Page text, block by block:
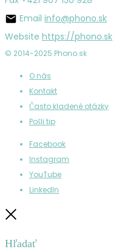
Email info@phono.sk
Website https://phono.sk
© 2014-2025 Phono.sk
O nás
Kontakt
Často kladené otázky
Pošli tip
Facebook
Instagram
YouTube
LinkedIn
Hľadať